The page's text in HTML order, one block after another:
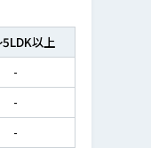
以上
-
-
-